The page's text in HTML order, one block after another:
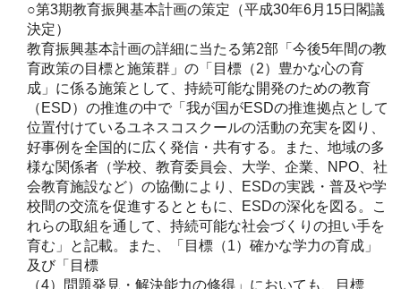
○第3期教育振興基本計画の策定（平成30年6月15日閣議
決定）
教育振興基本計画の詳細に当たる第2部「今後5年間の教
育政策の目標と施策群」の「目標（2）豊かな心の育
成」に係る施策として、持続可能な開発のための教育
（ESD）の推進の中で「我が国がESDの推進拠点として
位置付けているユネスコスクールの活動の充実を図り、
好事例を全国的に広く発信・共有する。また、地域の多
様な関係者（学校、教育委員会、大学、企業、NPO、社
会教育施設など）の協働により、ESDの実践・普及や学
校間の交流を促進するとともに、ESDの深化を図る。こ
れらの取組を通して、持続可能な社会づくりの担い手を
育む」と記載。また、「目標（1）確かな学力の育成」
及び「目標
（4）問題発見・解決能力の修得」においても、目標